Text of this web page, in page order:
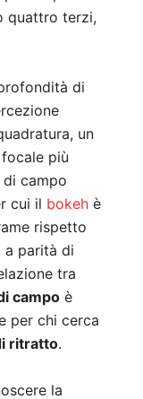
quattro terzi,
di
un
più
campo
cui il bokeh è
rispetto
a parità di
tra
campo è
per chi cerca
ritratto.
la